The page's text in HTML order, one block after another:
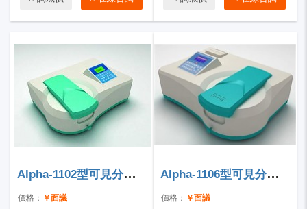
Alpha-1102型可見分光光度計
價格： ￥面議
Alpha-1106型可見分光光度計
價格： ￥面議